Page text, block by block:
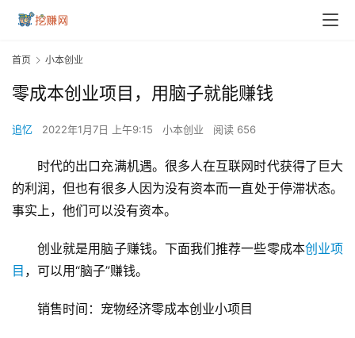
首页 小本创业
零成本创业项目，用脑子就能赚钱
追忆 2022年1月7日 上午9:15 小本创业 阅读 656
时代的出口充满机遇。很多人在互联网时代获得了巨大
的利润，但也有很多人因为没有资本而一直处于停滞状态。
事实上，他们可以没有资本。
创业就是用脑子赚钱。下面我们推荐一些零成本创业项
目 ，可以用“脑子”赚钱。
销售时间：宠物经济零成本创业小项目